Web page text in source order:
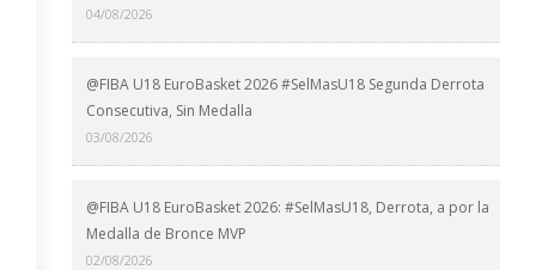
04/08/2026
@FIBA U18 EuroBasket 2026 #SelMasU18 Segunda Derrota
Consecutiva, Sin Medalla
03/08/2026
@FIBA U18 EuroBasket 2026: #SelMasU18, Derrota, a por la
Medalla de Bronce MVP
02/08/2026